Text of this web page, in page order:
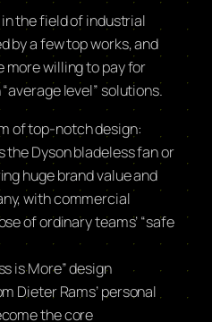
the field of industrial
by a few top works, and
more willing to pay for
level” solutions.
of top-notch design:
the Dyson bladeless fan or
huge brand value and
with commercial
of ordinary teams’ “safe
is More” design
Dieter Rams’ personal
the core